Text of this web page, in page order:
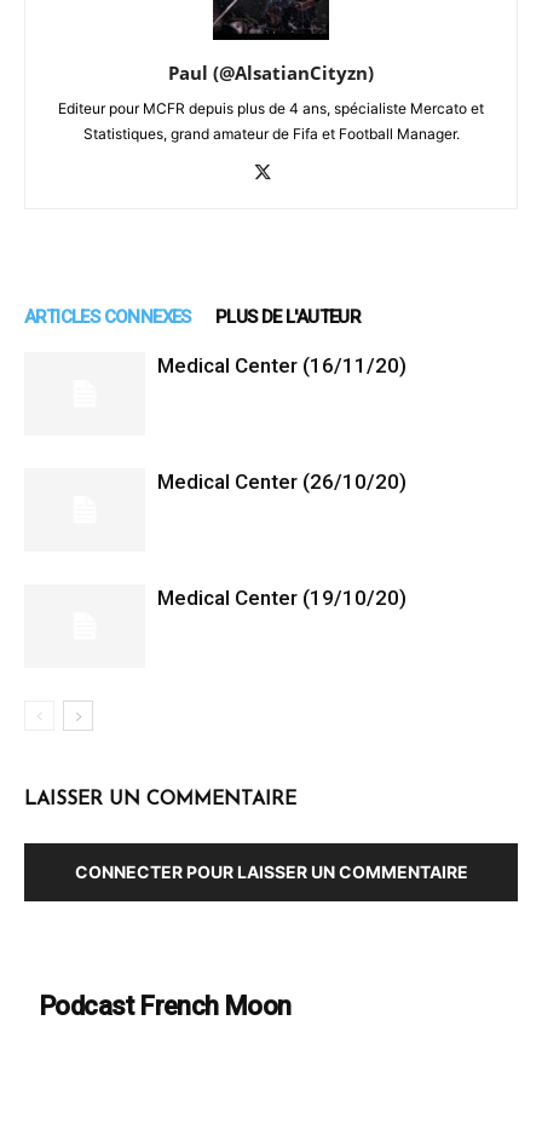
Paul (@AlsatianCityzn)
Editeur pour MCFR depuis plus de 4 ans, spécialiste Mercato et
Statistiques, grand amateur de Fifa et Football Manager.
ARTICLES CONNEXES PLUS DE L'AUTEUR
Medical Center (16/11/20)
Medical Center (26/10/20)
Medical Center (19/10/20)
LAISSER UN COMMENTAIRE
CONNECTER POUR LAISSER UN COMMENTAIRE
Podcast French Moon